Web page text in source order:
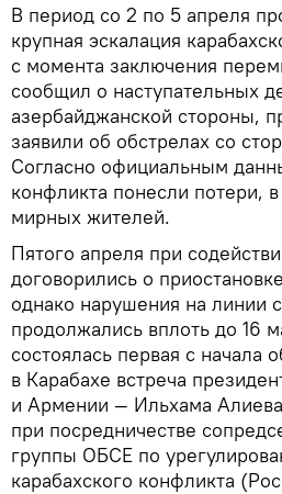
В период со 2 по 5 апреля
крупная эскалация
с момента заключения
сообщил о наступательных
азербайджанской стороны,
заявили об обстрелах со
Согласно официальным
конфликта понесли потери,
мирных жителей.
Пятого апреля при
договорились о
однако нарушения на линии
продолжались вплоть до 16
состоялась первая с начала
в Карабахе встреча
и Армении — Ильхама
при посредничестве
группы ОБСЕ по
карабахского конфликта